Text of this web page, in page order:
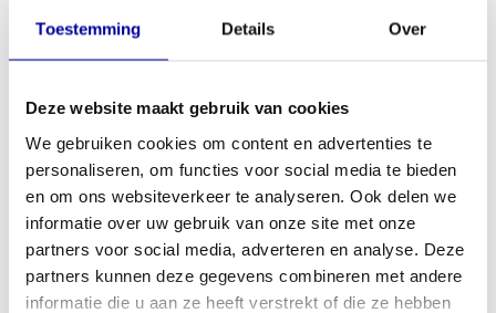
Toestemming Details Over
Deze website maakt gebruik van cookies
We gebruiken cookies om content en advertenties te
personaliseren, om functies voor social media te bieden
en om ons websiteverkeer te analyseren. Ook delen we
informatie over uw gebruik van onze site met onze
partners voor social media, adverteren en analyse. Deze
partners kunnen deze gegevens combineren met andere
informatie die u aan ze heeft verstrekt of die ze hebben
Opberglade afsluitbaar
Kleur Antraciet
Inwendige maten 607 x 346 x 301 mm H x B x D
Uitwendige dieptemaat is exclusief 20 mm voor beslag en scharnieren
Verankering bodem (1x)
Gewicht 103 kg
Specificaties
Gewicht 103 kg